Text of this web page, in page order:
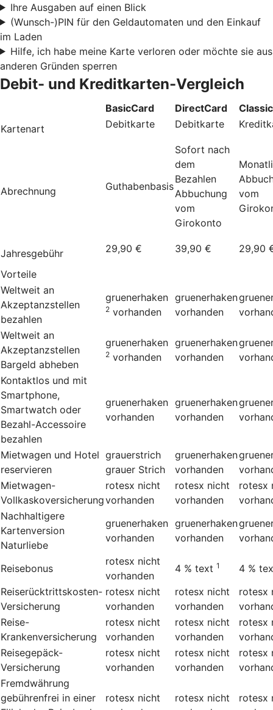
Ihre Ausgaben auf einen Blick
(Wunsch-)PIN für den Geldautomaten und den Einkauf
im Laden
Hilfe, ich habe meine Karte verloren oder möchte sie aus
anderen Gründen sperren
Debit- und Kreditkarten-Vergleich
BasicCard DirectCard
Kartenart
Debitkarte Debitkarte
Abrechnung Guthabenbasis
Sofort nach
dem
Bezahlen
Abbuchung
vom
Girokonto
vom
Jahresgebühr 29,90 € 39,90 € 29,90
Vorteile
Weltweit an
Akzeptanzstellen
bezahlen
gruenerhaken
2 vorhanden
gruenerhaken
vorhanden
Weltweit an
Akzeptanzstellen
Bargeld abheben
gruenerhaken
2 vorhanden
gruenerhaken
vorhanden
Kontaktlos und mit
Smartphone,
Smartwatch oder
Bezahl-Accessoire
bezahlen
gruenerhaken
vorhanden
gruenerhaken
vorhanden
Mietwagen und Hotel
reservieren
grauerstrich
grauer Strich
gruenerhaken
vorhanden
Mietwagen-
Vollkaskoversicherung
rotesx nicht
vorhanden
rotesx nicht
vorhanden
rotesx
Nachhaltigere
Kartenversion
Naturliebe
gruenerhaken
vorhanden
gruenerhaken
vorhanden
Reisebonus
rotesx nicht
vorhanden
4 % text 1 4 %
Reiserücktrittskosten-
Versicherung
rotesx nicht
vorhanden
rotesx nicht
vorhanden
rotesx
Reise-
Krankenversicherung
rotesx nicht
vorhanden
rotesx nicht
vorhanden
rotesx
Reisegepäck-
Versicherung
rotesx nicht
vorhanden
rotesx nicht
vorhanden
rotesx
Fremdwährung
gebührenfrei in einer
rotesx nicht
rotesx nicht
rotesx